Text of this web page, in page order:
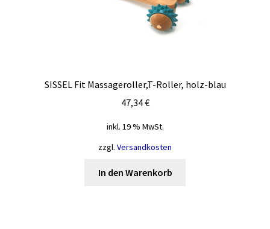
SISSEL Fit Massageroller,T-Roller, holz-blau
47,34€
inkl. 19 % MwSt.
zzgl. Versandkosten
In den Warenkorb